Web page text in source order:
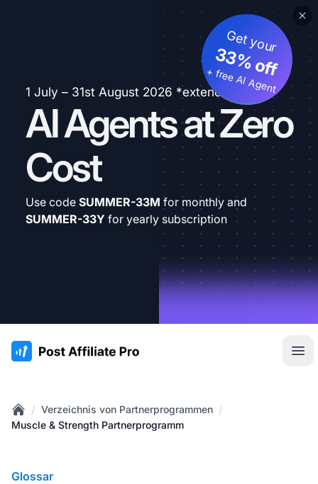
1 July – 31st August 2026 *extended
AI Agents at Zero
Cost
Get your
33% off
+ free AI Agent
Use code SUMMER-33M for monthly and
SUMMER-33Y for yearly subscription
:site.title
Home
/ Verzeichnis von Partnerprogrammen /
Muscle & Strength Partnerprogramm
Glossar